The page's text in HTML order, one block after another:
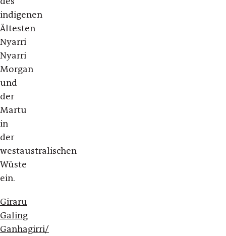
indigenen
Ältesten
Nyarri
Nyarri
Morgan
und
der
Martu
in
der
westaustralischen
Wüste
ein.
Giraru
Galing
Ganhagirri/